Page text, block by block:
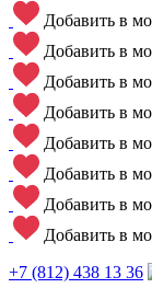
Добавить в
Добавить в
Добавить в
Добавить в
Добавить в
Добавить в
Добавить в
Добавить в
+7 (812) 438 13 36